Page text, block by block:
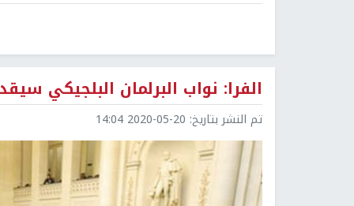
الفرا: نواب البرلمان البلجيكي
تم النشر بتاريخ: 2020-05-20 14:04